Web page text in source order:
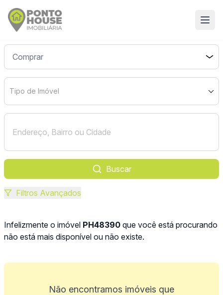
Tipo de Imóvel
Buscar
Filtros Avançados
Infelizmente o imóvel PH48390 que você está procurando
não está mais disponível ou não existe.
Não encontramos imóveis que